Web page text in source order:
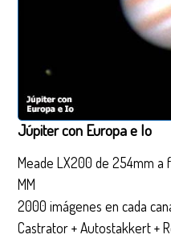
Júpiter con Europa e Io
Meade LX200 de 254mm a
MM
2000 imágenes en cada
Castrator + Autostakkert +